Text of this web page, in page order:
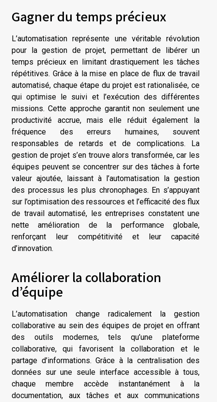
Gagner du temps précieux
L’automatisation représente une véritable révolution
pour la gestion de projet, permettant de libérer un
temps précieux en limitant drastiquement les tâches
répétitives. Grâce à la mise en place de flux de travail
automatisé, chaque étape du projet est rationalisée, ce
qui optimise le suivi et l’exécution des différentes
missions. Cette approche garantit non seulement une
productivité accrue, mais elle réduit également la
fréquence des erreurs humaines, souvent
responsables de retards et de complications. La
gestion de projet s’en trouve alors transformée, car les
équipes peuvent se concentrer sur des tâches à forte
valeur ajoutée, laissant à l’automatisation la gestion
des processus les plus chronophages. En s’appuyant
sur l’optimisation des ressources et l’efficacité des flux
de travail automatisé, les entreprises constatent une
nette amélioration de la performance globale,
renforçant leur compétitivité et leur capacité
d’innovation.
Améliorer la collaboration
d’équipe
L’automatisation change radicalement la gestion
collaborative au sein des équipes de projet en offrant
des outils modernes, tels qu’une plateforme
collaborative, qui favorisent la collaboration et le
partage d’informations. Grâce à la centralisation des
données sur une seule interface accessible à tous,
chaque membre accède instantanément à la
documentation, aux tâches et aux communications